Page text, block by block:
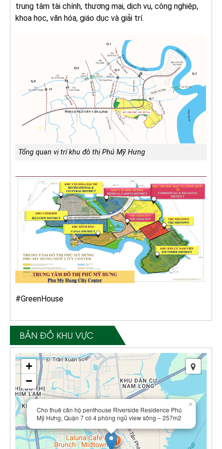
trung tâm tài chính, thương mại, dịch vụ, công nghiệp,
khoa học, văn hóa, giáo dục và giải trí.
Tổng quan vị trí khu đô thị Phú Mỹ Hưng
#GreenHouse
BẢN ĐỒ KHU VỰC
Cho thuê căn hộ penthouse Riverside Residence Phú
Mỹ Hưng, Quận 7 có 4 phòng ngủ view sông – 257m2
×
+
−